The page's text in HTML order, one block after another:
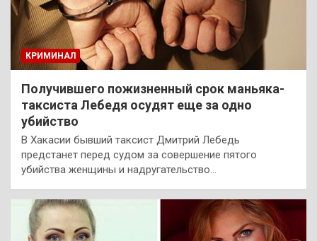
КРИМИНАЛ
Получившего пожизненный срок маньяка-
таксиста Лебедя осудят еще за одно
убийство
В Хакасии бывший таксист Дмитрий Лебедь
предстанет перед судом за совершение пятого
убийства женщины и надругательство…